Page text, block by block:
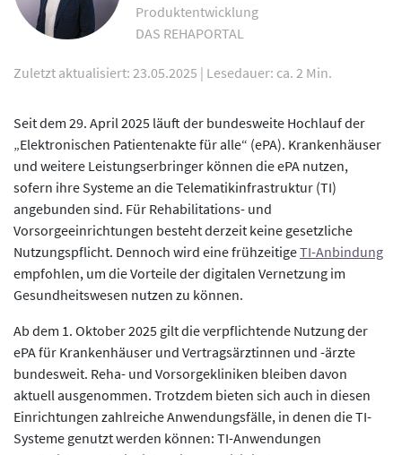
Produktentwicklung
DAS REHAPORTAL
Zuletzt aktualisiert: 23.05.2025 | Lesedauer: ca. 2 Min.
Seit dem 29. April 2025 läuft der bundesweite Hochlauf der
„Elektronischen Patientenakte für alle“ (ePA). Krankenhäuser
und weitere Leistungserbringer können die ePA nutzen,
sofern ihre Systeme an die Telematikinfrastruktur (TI)
angebunden sind. Für Rehabilitations- und
Vorsorgeeinrichtungen besteht derzeit keine gesetzliche
Nutzungspflicht. Dennoch wird eine frühzeitigeTI-Anbindung
empfohlen, um die Vorteile der digitalen Vernetzung im
Gesundheitswesen nutzen zu können.
Ab dem 1. Oktober 2025 gilt die verpflichtende Nutzung der
ePA für Krankenhäuser und Vertragsärztinnen und -ärzte
bundesweit. Reha- und Vorsorgekliniken bleiben davon
aktuell ausgenommen. Trotzdem bieten sich auch in diesen
Einrichtungen zahlreiche Anwendungsfälle, in denen die TI-
Systeme genutzt werden können: TI-Anwendungen